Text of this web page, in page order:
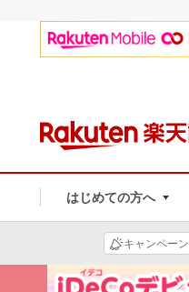
はじめての方へ
キャンペーン